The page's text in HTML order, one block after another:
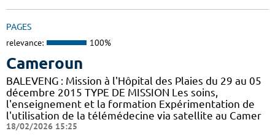
PAGES
relevance: 100%
Cameroun
BALEVENG : Mission à l'Hôpital des Plaies du 29 au 05
décembre 2015 TYPE DE MISSION Les soins,
l'enseignement et la formation Expérimentation de
l'utilisation de la télémédecine via satellite au Camer
18/02/2026 15:25